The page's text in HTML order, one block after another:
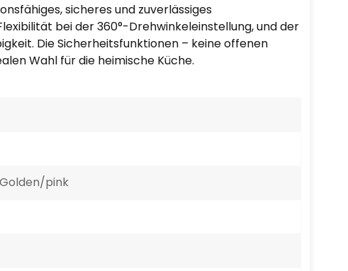
العربية
sicheres und zuverlässiges
bei der 360°-Drehwinkeleinstellung, und der
Die Sicherheitsfunktionen – keine offenen
Wahl für die heimische Küche.
pink